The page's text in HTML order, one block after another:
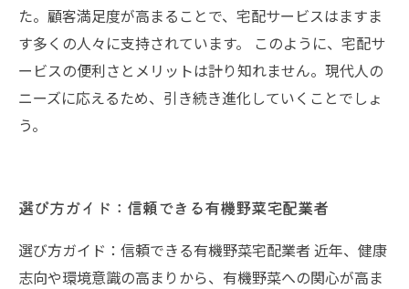
た。顧客満足度が高まることで、宅配サービスはますま
す多くの人々に支持されています。 このように、宅配サ
ービスの便利さとメリットは計り知れません。現代人の
ニーズに応えるため、引き続き進化していくことでしょ
う。
選び方ガイド：信頼できる有機野菜宅配業者
選び方ガイド：信頼できる有機野菜宅配業者 近年、健康
志向や環境意識の高まりから、有機野菜への関心が高ま